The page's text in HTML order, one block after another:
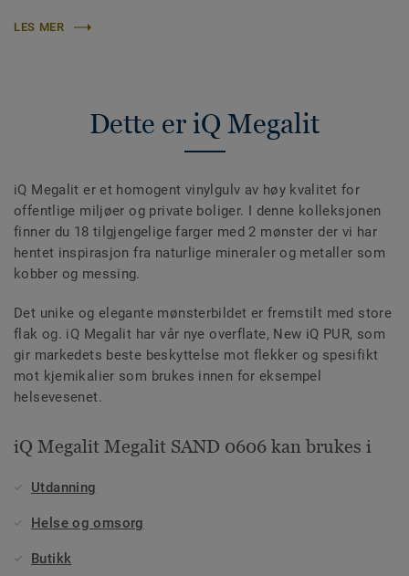
LES MER
Dette er iQ Megalit
iQ Megalit er et homogent vinylgulv av høy kvalitet for
offentlige miljøer og private boliger. I denne kolleksjonen
finner du 18 tilgjengelige farger med 2 mønster der vi har
hentet inspirasjon fra naturlige mineraler og metaller som
kobber og messing.
Det unike og elegante mønsterbildet er fremstilt med store
flak og. iQ Megalit har vår nye overflate, New iQ PUR, som
gir markedets beste beskyttelse mot flekker og spesifikt
mot kjemikalier som brukes innen for eksempel
helsevesenet.
iQ Megalit Megalit SAND 0606 kan brukes i
Utdanning
Helse og omsorg
Butikk